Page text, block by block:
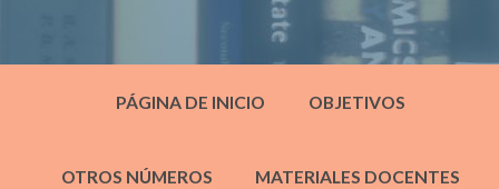
PÁGINA DE INICIO OBJETIVOS
OTROS NÚMEROS MATERIALES DOCENTES